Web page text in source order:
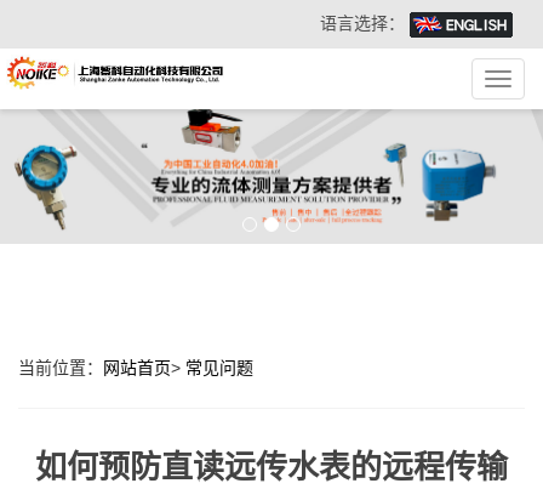
语言选择：
当前位置： 网站首页> 常见问题
如何预防直读远传水表的远程传输